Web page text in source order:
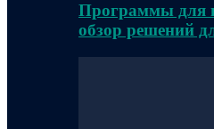
Программы для
обзор решений